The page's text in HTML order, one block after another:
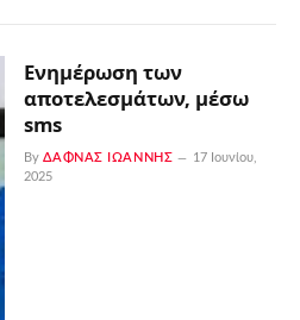
Ενημέρωση των
αποτελεσμάτων, μέσω
sms
By ΔΑΦΝΆΣ ΙΩΆΝΝΗΣ
17 Ιουνίου,
2025